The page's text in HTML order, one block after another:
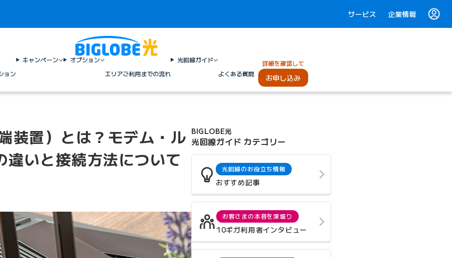
サービス 企業情報
ョン
キャンペーン
オプション
エリアご利用までの流れ
光回線ガイド
よくある質問
詳細を確認して
お申し込み
装置）とは？モデム・ル
違いと接続方法について
BIGLOBE光
光回線ガイド カテゴリー
光回線のお役立ち情報
おすすめ記事
お客さまの本音を深堀り
10ギガ利用者インタビュー